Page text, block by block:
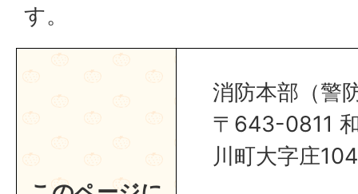
す。
消防本部（警
〒643-0811
川町大字庄